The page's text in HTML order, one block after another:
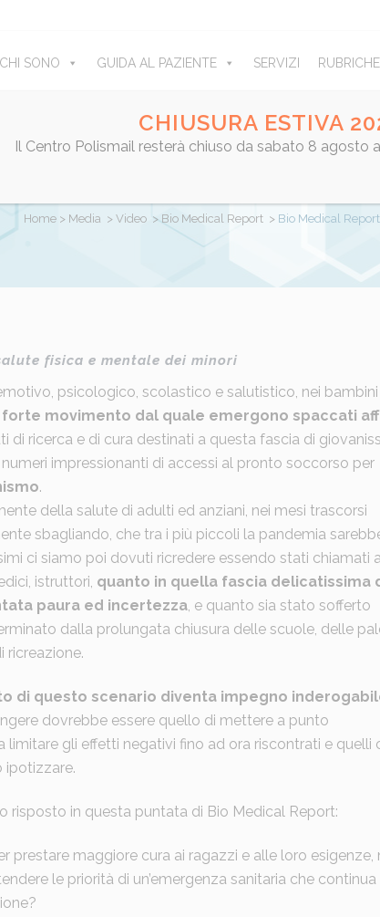
CHI SONO GUIDA AL PAZIENTE SERVIZI RUBRICHE
Home > Media > Video >Bio Medical Report > Bio Medical
fisica e mentale dei minori
psicologico, scolastico e salutistico, nei bambini
forte movimento dal quale emergono spaccati
di ricerca e di cura destinati a questa fascia di
impressionanti di accessi al pronto soccorso per
.
della salute di adulti ed anziani, nei mesi trascorsi
sbagliando, che tra i più piccoli la pandemia
ci siamo poi dovuti ricredere essendo stati chiamati
istruttori, quanto in quella fascia delicatissima
paura ed incertezza, e quanto sia stato sofferto
dalla prolungata chiusura delle scuole, delle
ricreazione.
di questo scenario diventa impegno
dovrebbe essere quello di mettere a punto
gli effetti negativi fino ad ora riscontrati e quelli
ipotizzare.
risposto in questa puntata di Bio Medical Report:
prestare maggiore cura ai ragazzi e alle loro esigenze,
le priorità di un’emergenza sanitaria che continua
CHIUSURA ESTIVA
Il Centro Polismail resterà chiuso da sabato 8 agosto